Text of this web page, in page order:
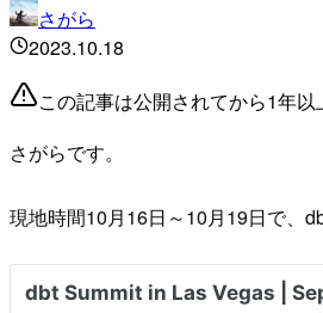
さがら
2023.10.18
この記事は公開されてから1年
さがらです。
現地時間10月16日～10月19日で、